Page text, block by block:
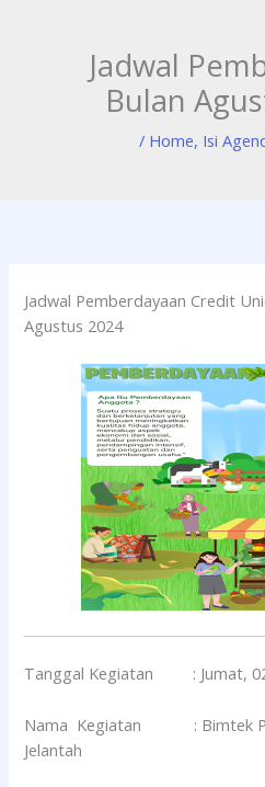
Jadwal
Bulan
/ Home, Isi
Jadwal Pemberdayaan Credit
Agustus 2024
Tanggal Kegiatan : Jumat, 02
Nama Kegiatan : Bimtek
Jelantah